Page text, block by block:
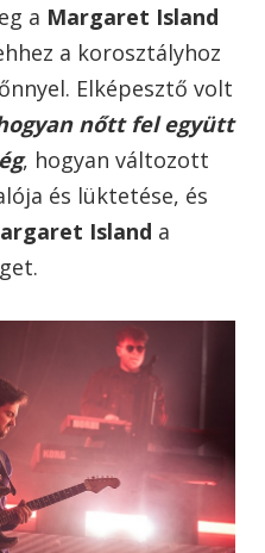
a Margaret Island
a korosztályhoz
Elképesztő volt
nőtt fel együtt
, hogyan változott
és lüktetése, és
Island a